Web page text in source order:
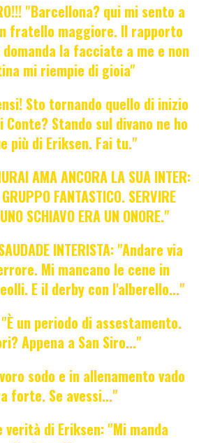
"Barcellona? qui mi sento a
fratello maggiore. Il rapporto
la facciate a me e non
mi riempie di gioia"
Sto tornando quello di inizio
Stando sul divano ne ho
più di Eriksen. Fai tu."
AMA ANCORA LA SUA INTER:
FANTASTICO. SERVIRE
SCHIAVO ERA UN ONORE."
INTERISTA: "Andare via
Mi mancano le cene in
E il derby con l'alberello..."
"È un periodo di assestamento.
Appena a San Siro..."
sodo e in allenamento vado
forte. Se avessi..."
verità di Eriksen: "Mi manda